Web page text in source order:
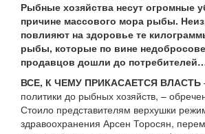
Рыбные хозяйства несут огромные
причине массового мора рыбы.
повлияют на здоровье те
рыбы, которые по вине
продавцов дошли до
ВСЕ, К ЧЕМУ ПРИКАСАЕТСЯ ВЛАСТЬ
политики до рыбных хозяйств, –
Стоило представителям верхушки
здравоохранения Арсен Торосян,